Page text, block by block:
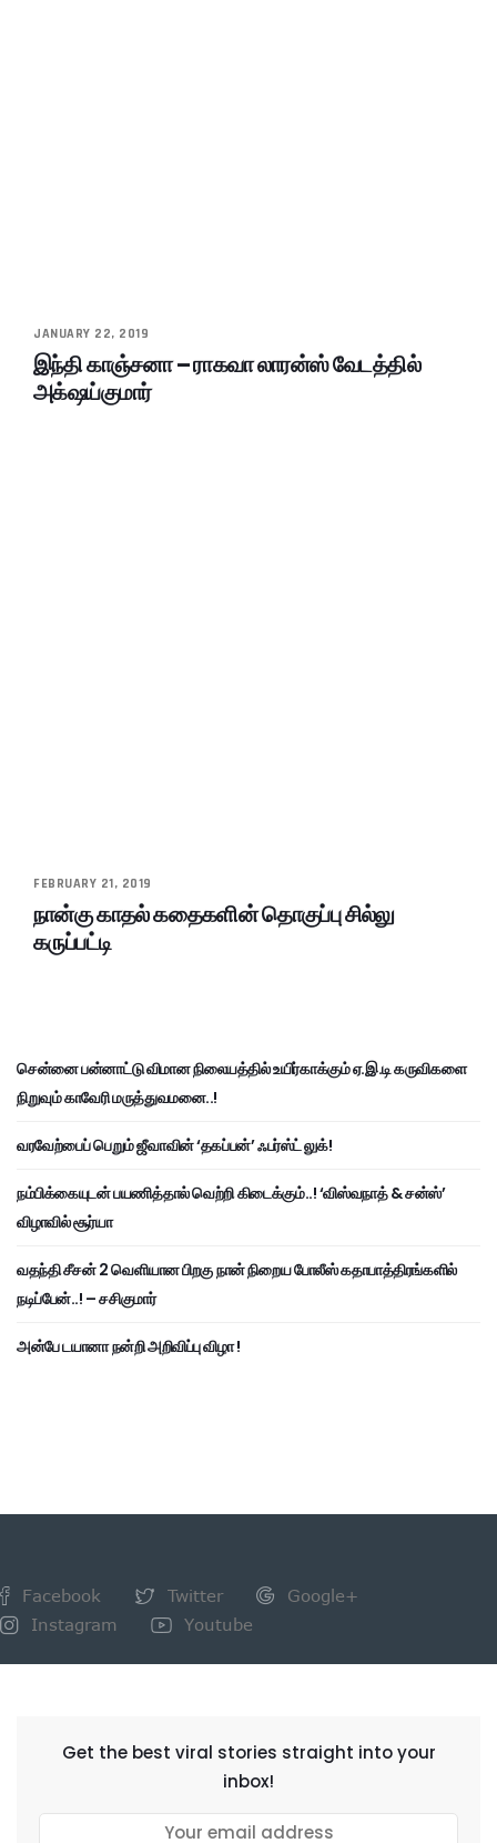
JANUARY 22, 2019
இந்தி காஞ்சனா – ராகவா லாரன்ஸ் வேடத்தில்
அக்‌ஷய்குமார்
FEBRUARY 21, 2019
நான்கு காதல் கதைகளின் தொகுப்பு சில்லு
கருப்பட்டி
சென்னை பன்னாட்டு விமான நிலையத்தில் உயிர்காக்கும் ஏ.இ.டி கருவிகளை
நிறுவும் காவேரி மருத்துவமனை..!
வரவேற்பைப் பெறும் ஜீவாவின் ‘தகப்பன்’ ஃபர்ஸ்ட் லுக்!
நம்பிக்கையுடன் பயணித்தால் வெற்றி கிடைக்கும்..! ‘விஸ்வநாத் & சன்ஸ்’
விழாவில் சூர்யா
வதந்தி சீசன் 2 வெளியான பிறகு நான் நிறைய போலீஸ் கதாபாத்திரங்களில்
நடிப்பேன்..! – சசிகுமார்
அன்பே டயானா நன்றி அறிவிப்பு விழா !
Facebook Twitter
Google+
Instagram
Youtube
Get the best viral stories straight into your
inbox!